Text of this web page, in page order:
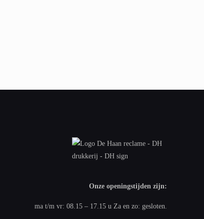
Onze openingstijden zijn:
ma t/m vr: 08.15 – 17.15 u Za en zo: gesloten.